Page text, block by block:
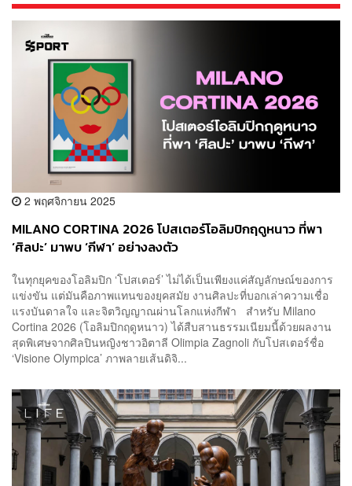
2 พฤศจิกายน 2025
MILANO CORTINA 2026 โปสเตอร์โอลิมปิกฤดูหนาว ที่พา
‘ศิลปะ’ มาพบ ‘กีฬา’ อย่างลงตัว
ในทุกยุคของโอลิมปิก ‘โปสเตอร์’ ไม่ได้เป็นเพียงแค่สัญลักษณ์ของการ
แข่งขัน แต่มันคือภาพแทนของยุคสมัย งานศิลปะที่บอกเล่าความเชื่อ
แรงบันดาลใจ และจิตวิญญาณผ่านโลกแห่งกีฬา สำหรับ Milano
Cortina 2026 (โอลิมปิกฤดูหนาว) ได้สืบสานธรรมเนียมนี้ด้วยผลงาน
สุดพิเศษจากศิลปินหญิงชาวอิตาลี Olimpia Zagnoli กับโปสเตอร์ชื่อ
‘Visione Olympica’ ภาพลายเส้นดิจิ...